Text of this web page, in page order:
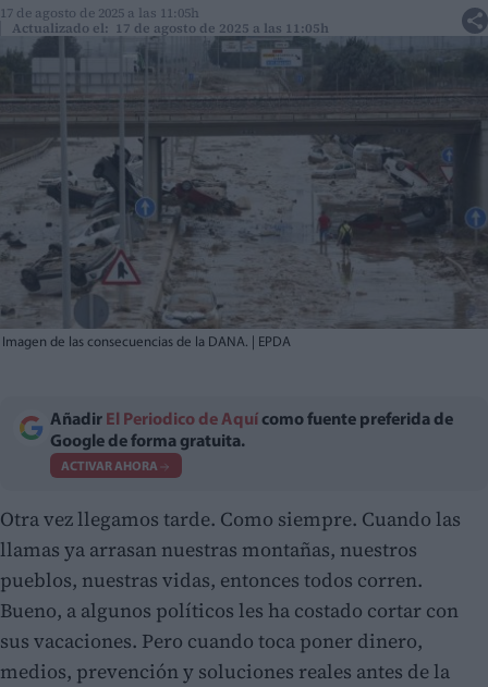
17 de agosto de 2025 a las 11:05h
Actualizado el: 17 de agosto de 2025 a las 11:05h
Imagen de las consecuencias de la DANA. | EPDA
Añadir El Periodico de Aquí como fuente preferida de
Google de forma gratuita.
ACTIVAR AHORA
Otra vez llegamos tarde. Como siempre. Cuando las
llamas ya arrasan nuestras montañas, nuestros
pueblos, nuestras vidas, entonces todos corren.
Bueno, a algunos políticos les ha costado cortar con
sus vacaciones. Pero cuando toca poner dinero,
medios, prevención y soluciones reales antes de la